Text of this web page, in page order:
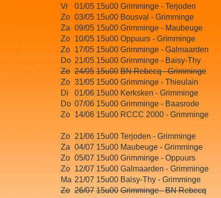
Vr
01/05 15u00 Grimminge - Terjoden
Zo 03/05 15u00 Bousval - Grimminge
Za 09/05 15u00 Grimminge - Maubeuge
Zo
10/05 15u00 Oppuurs - Grimminge
Zo
17/05 15u00 Grimminge - Galmaarden
Do 21/05 15u00 Grimminge - Baisy-Thy
Zo 24/05 15u00 BN Rebecq - Grimminge
Zo 31/05 15u00 Grimminge - Thieulain
Di
01/06 15u00 Kerksken - Grimminge
Do 07/06 15u00 Grimminge - Baasrode
Zo
14/06 15u00 RCCC 2000 - Grimminge
Zo 21/06 15u00 Terjoden - Grimminge
Za 04/07 15u00 Maubeuge - Grimminge
Zo 05/07 15u00 Grimminge - Oppuurs
Zo
12/07 15u00 Galmaarden - Grimminge
Ma 21/07 15u00 Baisy-Thy - Grimminge
Zo 26/07 15u00 Grimminge - BN Rebecq